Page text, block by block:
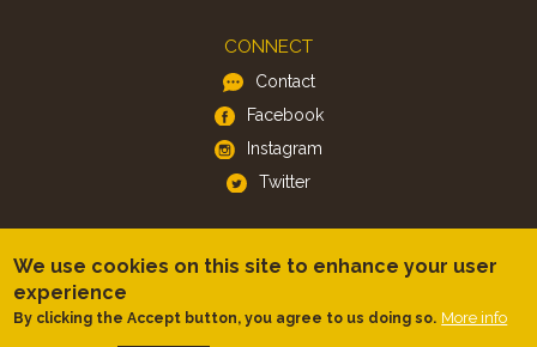
CONNECT
Contact
Facebook
Instagram
Twitter
Android
We use cookies on this site to enhance your user
experience
By clicking the Accept button, you agree to us doing so. More info